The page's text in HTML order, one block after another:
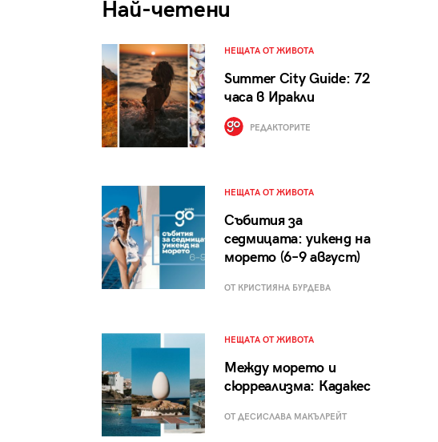
Най-четени
НЕЩАТА ОТ ЖИВОТА
Summer City Guide: 72
часа в Иракли
РЕДАКТОРИТЕ
НЕЩАТА ОТ ЖИВОТА
Събития за
седмицата: уикенд на
морето (6–9 август)
ОТ КРИСТИЯНА БУРДЕВА
НЕЩАТА ОТ ЖИВОТА
Между морето и
сюрреализма: Кадакес
ОТ ДЕСИСЛАВА МАКЪЛРЕЙТ